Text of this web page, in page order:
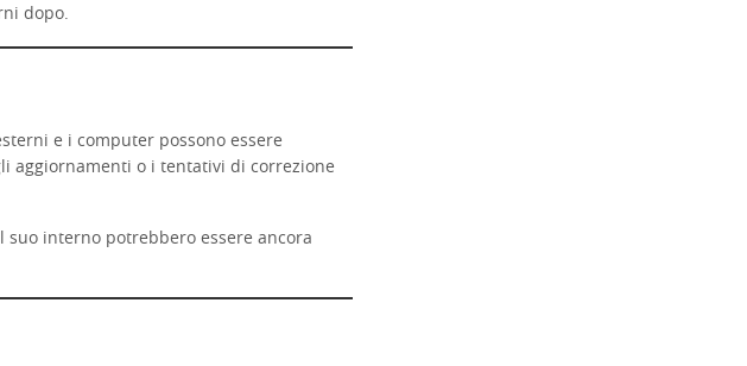
dopo.
e i computer possono essere
aggiornamenti o i tentativi di correzione
suo interno potrebbero essere ancora